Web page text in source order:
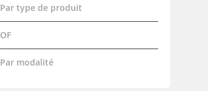
Par type de produit
OF
Par modalité